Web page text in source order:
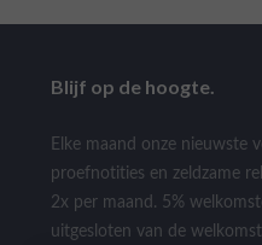
Blijf op de hoogte.
Elke maand onze nieuwste
proefnotities en zeldzame
2x per maand. 5%
uitgesloten van de